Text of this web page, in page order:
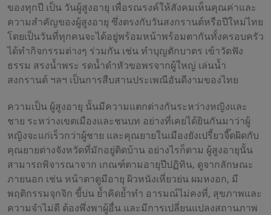
ของทุกปี เป็น วันผู้สูงอายุ เพื่อรณรงค์ให้สังคมเห็นคุณค่าและ
ความสำคัญของผู้สูงอายุ ซึ่งตรงกับวันสงกรานต์หรือปีใหม่ไทย
โดยเป็นวันที่ทุกคนจะได้อยู่พร้อมหน้าพร้อมตากันทั้งครอบครัว
ได้ทำกิจกรรมต่างๆ ร่วมกัน เช่น ทำบุญตักบาตร เข้าวัดฟัง
ธรรม สรงน้ำพระ รดน้ำดำหัวขอพรจากผู้ใหญ่ เล่นน้ำ
สงกรานต์ ฯลฯ เป็นการสืบสานประเพณีอันดีงามของไทย
ความเป็น ผู้สูงอายุ นั้นมีความแตกต่างกันระหว่างหญิงและ
ชาย ระหว่างเขตเมืองและชนบท อย่างที่เคยได้ยินกันมาว่าผู้
หญิงจะแก่เร็วกว่าผู้ชาย และคุณยายในเมืองยังเปรี้ยวจี๊ดผิดกับ
คุณยายต่างจังหวัดที่มักอยู่ติดบ้าน อย่างไรก็ตาม ผู้สูงอายุนั้น
สามารถพิจารณาจาก เกณฑ์ตามอายุปีปฏิทิน, ดูจากลักษณะ
ภายนอก เช่น หน้าตาดูมีอายุ ผิวหนังเหี่ยวย่น ผมหงอก, มี
พฤติกรรมจุกจิก ขี้บ่น ย้ำคิดย้ำทำ อารมณ์ไม่คงที่, สุขภาพและ
ความจำไม่ดี ต้องพึ่งพาผู้อื่น และมีการเปลี่ยนแปลงสถานภาพ